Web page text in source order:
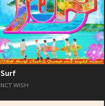
Surf
NCT WISH